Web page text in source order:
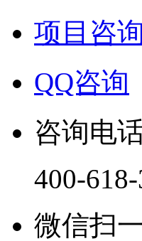
项目咨询
QQ咨询
咨询电
400-
微信扫